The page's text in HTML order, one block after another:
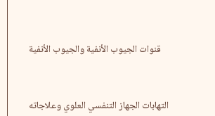
قنوات الجيوب الأنفية والجيوب الأنفية
التهابات الجهاز التنفسي العلوي وعلاجاته